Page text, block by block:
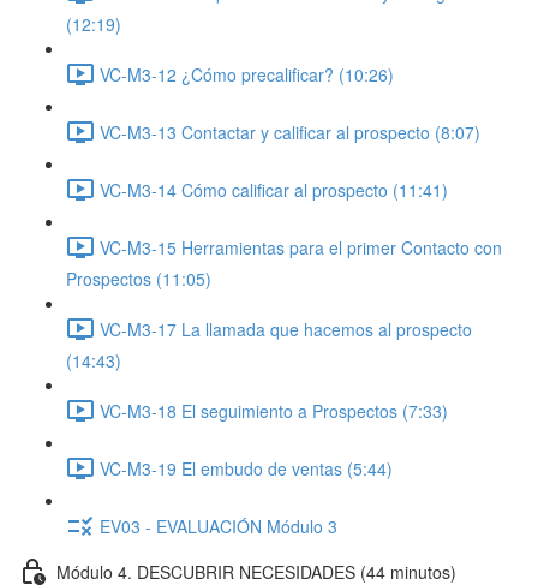
(12:19)
VC-M3-12 ¿Cómo precalificar? (10:26)
VC-M3-13 Contactar y calificar al prospecto (8:07)
VC-M3-14 Cómo calificar al prospecto (11:41)
VC-M3-15 Herramientas para el primer Contacto con
Prospectos (11:05)
VC-M3-17 La llamada que hacemos al prospecto
(14:43)
VC-M3-18 El seguimiento a Prospectos (7:33)
VC-M3-19 El embudo de ventas (5:44)
EV03 - EVALUACIÓN Módulo 3
Módulo 4. DESCUBRIR NECESIDADES (44 minutos)